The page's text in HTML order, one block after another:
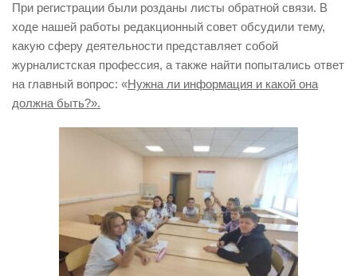
При регистрации были розданы листы обратной связи. В
ходе нашей работы редакционный совет обсудили тему,
какую сферу деятельности представляет собой
журналистская профессия, а также найти попытались ответ
на главный вопрос: «Нужна ли информация и какой она
должна быть?».